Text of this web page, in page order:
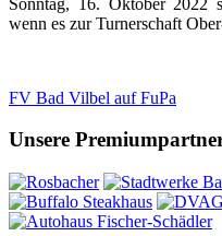
wenn es zur Turnerschaft
FV Bad Vilbel auf FuPa
Unsere